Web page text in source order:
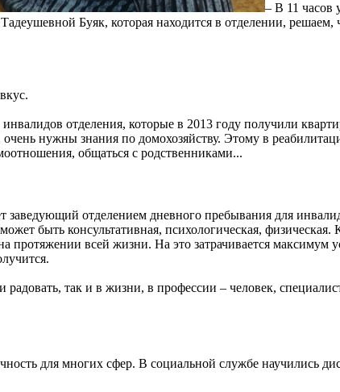
– В 11 часов
Буяк, которая находится в отделении, решаем,
отделения, которые в 2013 году получили
нужны знания по домохозяйству. Этому в
общаться с родственниками...
заведующий отделением дневного пребывания для
быть консультативная, психологическая, физическая.
протяжении всей жизни. На это затрачивается максимум
так и в жизни, в профессии – человек,
для многих сфер. В социальной службе научились